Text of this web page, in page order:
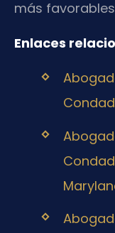
más
Enlaces